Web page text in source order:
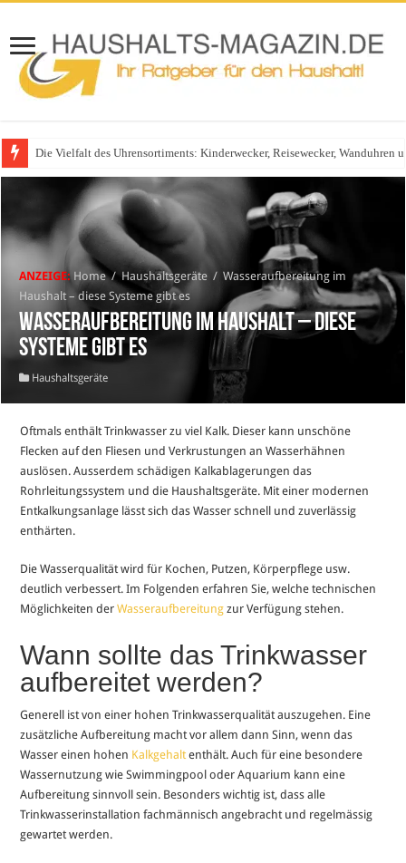
Die Vielfalt des Uhrensortiments: Kinderwecker, Reisewecker, Wanduhren
Glasgeländer in modernen Wohnhäusern
ANZEIGE: Home / Haushaltsgeräte / Wasseraufbereitung im
Haushalt – diese Systeme gibt es
Wasseraufbereitung im Haushalt – diese
Systeme gibt es
Haushaltsgeräte
Oftmals enthält Trinkwasser zu viel Kalk. Dieser kann unschöne
Flecken auf den Fliesen und Verkrustungen an Wasserhähnen
auslösen. Ausserdem schädigen Kalkablagerungen das
Rohrleitungssystem und die Haushaltsgeräte. Mit einer modernen
Entkalkungsanlage lässt sich das Wasser schnell und zuverlässig
enthärten.
Die Wasserqualität wird für Kochen, Putzen, Körperpflege usw.
deutlich verbessert. Im Folgenden erfahren Sie, welche technischen
Möglichkeiten derWasseraufbereitung zur Verfügung stehen.
Wann sollte das Trinkwasser
aufbereitet werden?
Generell ist von einer hohen Trinkwasserqualität auszugehen. Eine
zusätzliche Aufbereitung macht vor allem dann Sinn, wenn das
Wasser einen hohen Kalkgehaltenthält. Auch für eine besondere
Wassernutzung wie Swimmingpool oder Aquarium kann eine
Aufbereitung sinnvoll sein. Besonders wichtig ist, dass alle
Trinkwasserinstallation fachmännisch angebracht und regelmässig
gewartet werden.